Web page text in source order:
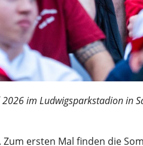
im Ludwigsparkstadion in
ersten Mal finden die